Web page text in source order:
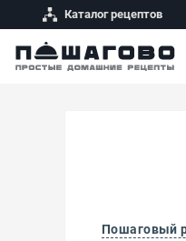
Каталог рецептов
Пошаговый